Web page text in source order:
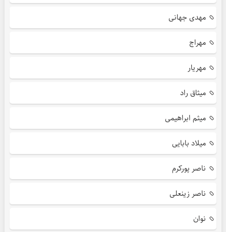
مهدی جهانی
مهراج
مهریار
میثاق راد
میثم ابراهیمی
میلاد بابایی
ناصر پورکرم
ناصر زینعلی
نوان